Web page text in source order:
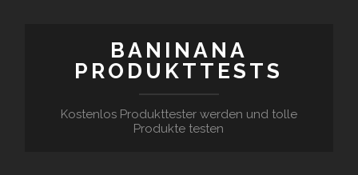
BANINANA
PRODUKTTESTS
Kostenlos Produkttester werden und tolle
Produkte testen